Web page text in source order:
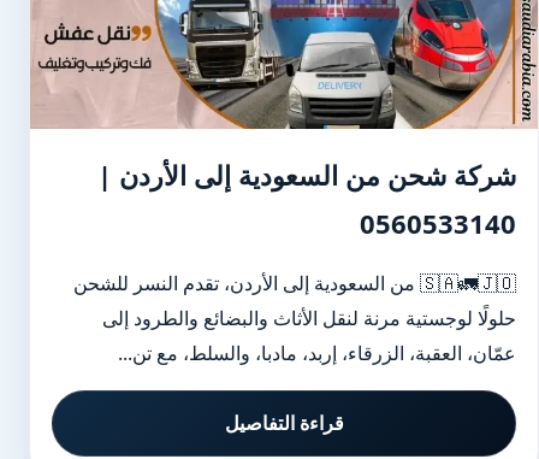
شركة شحن من السعودية إلى الأردن |
0560533140
🇸🇦🚛🇯🇴 من السعودية إلى الأردن، تقدم النسر للشحن
حلولًا لوجستية مرنة لنقل الأثاث والبضائع والطرود إلى
عمّان، العقبة، الزرقاء، إربد، مادبا، والسلط، مع تن...
قراءة التفاصيل